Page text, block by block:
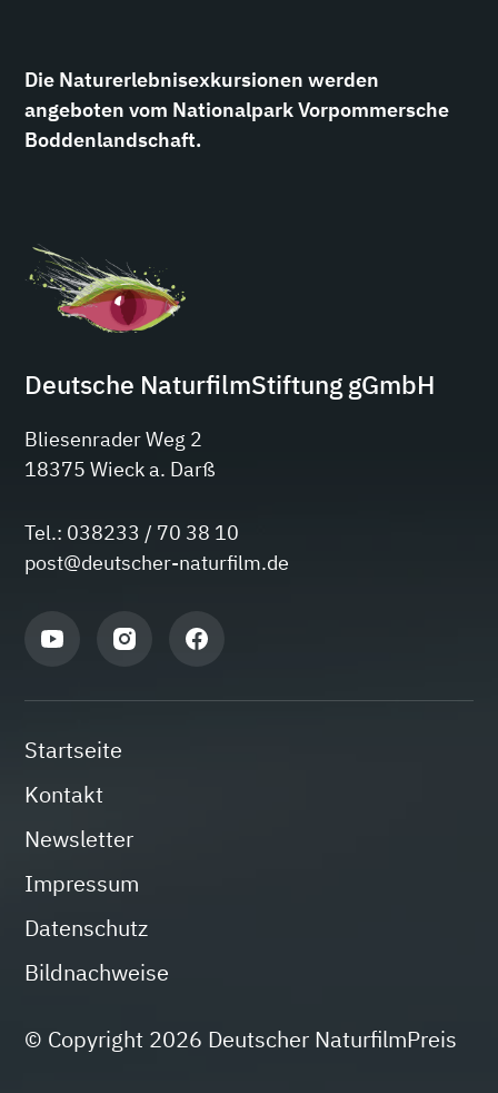
Die Naturerlebnisexkursionen werden
angeboten vom Nationalpark Vorpommersche
Boddenlandschaft.
Deutsche NaturfilmStiftung gGmbH
Bliesenrader Weg 2
18375 Wieck a. Darß
Tel.: 038233 / 70 38 10
post@deutscher-naturfilm.de
Startseite
Kontakt
Newsletter
Impressum
Datenschutz
Bildnachweise
© Copyright 2026 Deutscher NaturfilmPreis